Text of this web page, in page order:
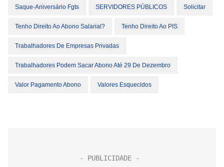
Saque-Aniversário Fgts SERVIDORES PÚBLICOS Solicitar
Tenho Direito Ao Abono Salarial? Tenho Direito Ao PIS
Trabalhadores De Empresas Privadas
Trabalhadores Podem Sacar Abono Até 29 De Dezembro
Valor Pagamento Abono Valores Esquecidos